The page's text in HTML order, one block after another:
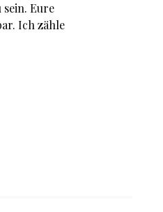
Eure
Ich zähle